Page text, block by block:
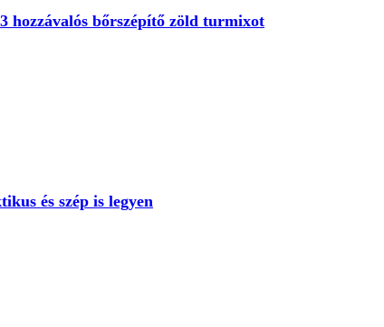
hozzávalós bőrszépítő zöld turmixot
és szép is legyen